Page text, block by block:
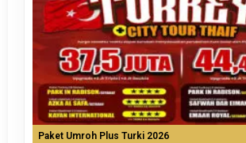
Paket Umroh Plus Turki 2026